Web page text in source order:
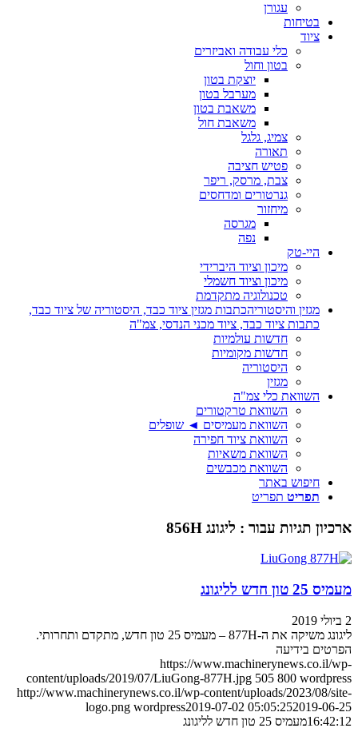
עגורן
בטיחות
ציוד
כלי עבודה ואביזרים
בטון וחול
יוצקת בטון
מערבל בטון
משאבת בטון
משאבת חול
צמיג, גלגל
תאורה
פטיש חציבה
צבת, מרסק, ריפר
גנרטורים ומדחסים
מיחזור
מגרסה
נפה
היי-טק
מיכון וציוד היברידי
מיכון וציוד חשמלי
טכנולוגיה מתקדמת
מגזין והיסטוריהכתבות מגזין ציוד כבד, היסטוריה של ציוד כבד,
כתבות ציוד כבד, ציוד מכני הנדסי, צמ"ה
חדשות עולמיות
חדשות מקומיות
היסטוריה
מגזין
השוואת כלי צמ"ה
השוואת טרקטורים
השוואת מעמיסים ◄ שופלים
השוואת ציוד חפירה
השוואת משאיות
השוואת מכבשים
חיפוש באתר
תפריט תפריט
ארכיון תגיות עבור : ליגונג 856H
מעמיס 25 טון חדש לליגונג
2 ביולי 2019
ליגונג משיקה את ה-877H – מעמיס 25 טון חדש, מתקדם ותחרותי.
הפרטים בידיעה
https://www.machinerynews.co.il/wp-
content/uploads/2019/07/LiuGong-877H.jpg 505 800 wordpress
http://www.machinerynews.co.il/wp-content/uploads/2023/08/site-
logo.png wordpress2019-07-02 05:05:252019-06-25
16:42:12מעמיס 25 טון חדש לליגונג